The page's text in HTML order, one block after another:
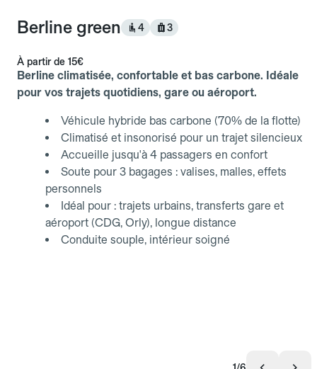
Berline green 4 3
À partir de 15€
Berline climatisée, confortable et bas carbone. Idéale
pour vos trajets quotidiens, gare ou aéroport.
Véhicule hybride bas carbone (70% de la flotte)
Climatisé et insonorisé pour un trajet silencieux
Accueille jusqu'à 4 passagers en confort
Soute pour 3 bagages : valises, malles, effets
personnels
Idéal pour : trajets urbains, transferts gare et
aéroport (CDG, Orly), longue distance
Conduite souple, intérieur soigné